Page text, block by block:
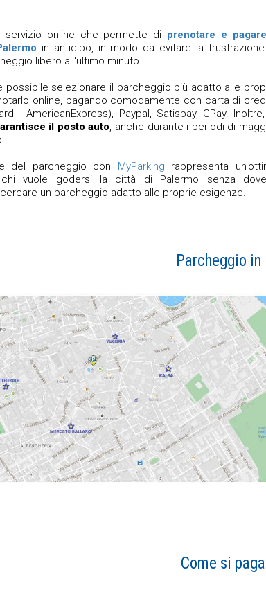
servizio online che permette di prenotare e
in anticipo, in modo da evitare la
libero all'ultimo minuto.
possibile selezionare il parcheggio più adatto alle
online, pagando comodamente con carta di
- AmericanExpress), Paypal, Satispay, GPay. Inoltre,
il posto auto, anche durante i periodi di
del parcheggio con MyParking rappresenta
vuole godersi la città di Palermo senza
un parcheggio adatto alle proprie esigenze.
Parcheggio
Come si